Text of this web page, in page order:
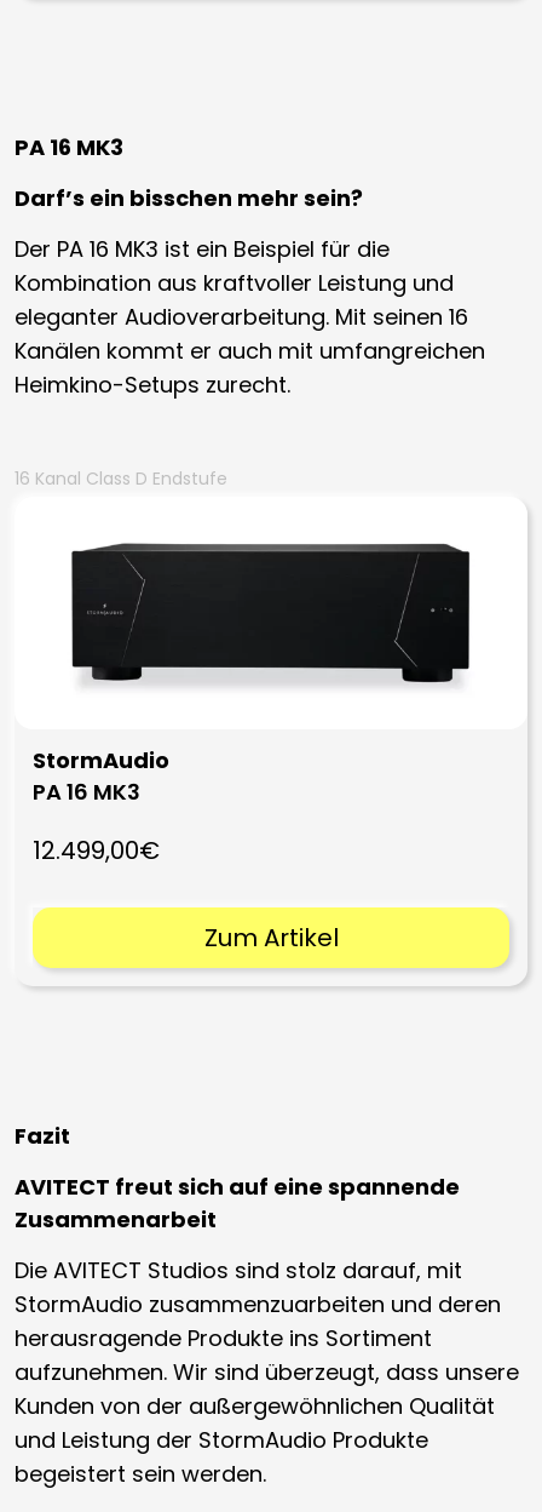
PA 16 MK3
Darf’s ein bisschen mehr sein?
Der PA 16 MK3 ist ein Beispiel für die
Kombination aus kraftvoller Leistung und
eleganter Audioverarbeitung. Mit seinen 16
Kanälen kommt er auch mit umfangreichen
Heimkino-Setups zurecht.
16 Kanal Class D Endstufe
StormAudio
PA 16 MK3
12.499,00€
Zum Artikel
Fazit
AVITECT freut sich auf eine spannende
Zusammenarbeit
Die AVITECT Studios sind stolz darauf, mit
StormAudio zusammenzuarbeiten und deren
herausragende Produkte ins Sortiment
aufzunehmen. Wir sind überzeugt, dass unsere
Kunden von der außergewöhnlichen Qualität
und Leistung der StormAudio Produkte
begeistert sein werden.